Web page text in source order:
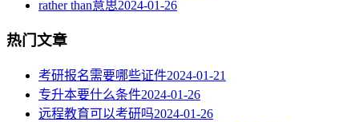
rather than意思2024-01-26
热门文章
考研报名需要哪些证件2024-01-21
专升本要什么条件2024-01-26
远程教育可以考研吗2024-01-26